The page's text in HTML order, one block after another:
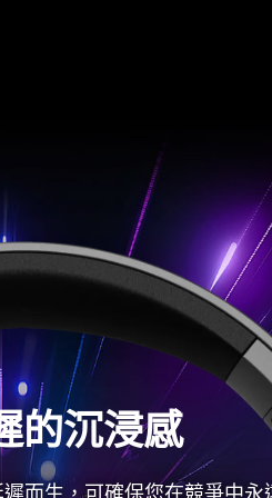
的沉浸感
而生，可確保您在競爭中永